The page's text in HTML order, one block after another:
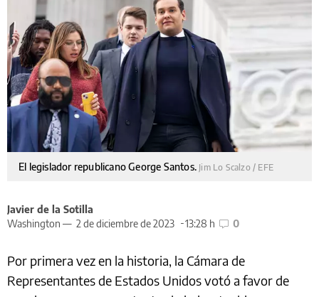
El legislador republicano George Santos. Jim Lo Scalzo / EFE
Javier de la Sotilla
Washington — 2 de diciembre de 2023 13:28 h 0
Por primera vez en la historia, la Cámara de
Representantes de Estados Unidos votó a favor de